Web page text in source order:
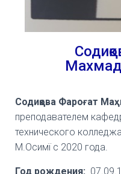
Содиқова Фароғат
преподавателем
технического
М.Осимї с 2020 года.
Год рождения: